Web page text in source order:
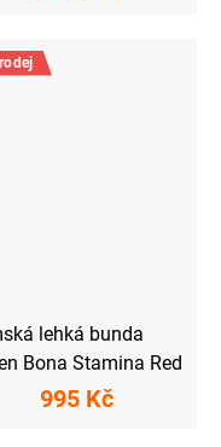
lehká bunda
Bona Stamina Red
995 Kč